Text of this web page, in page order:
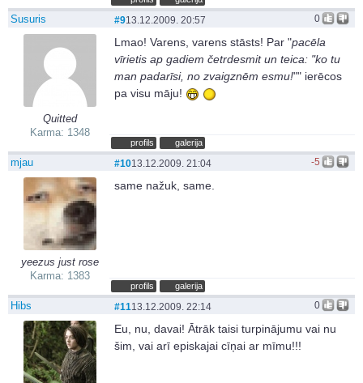
Susuris
Quitted
Karma: 1348
0
#913.12.2009. 20:57
Lmao! Varens, varens stāsts! Par "pacēla
vīrietis ap gadiem četrdesmit un teica: "ko tu
man padarīsi, no zvaigznēm esmu!"" ierēcos
pa visu māju!
profils galerija
mjau
yeezus just rose
Karma: 1383
-5
#1013.12.2009. 21:04
same nažuk, same.
profils galerija
Hibs 0
#1113.12.2009. 22:14
Eu, nu, davai! Ātrāk taisi turpinājumu vai nu
šim, vai arī episkajai cīņai ar mīmu!!!